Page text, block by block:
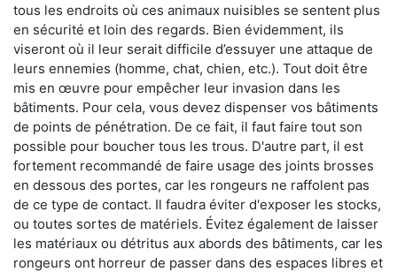
tous les endroits où ces animaux nuisibles se sentent plus
en sécurité et loin des regards. Bien évidemment, ils
viseront où il leur serait difficile d’essuyer une attaque de
leurs ennemies (homme, chat, chien, etc.). Tout doit être
mis en œuvre pour empêcher leur invasion dans les
bâtiments. Pour cela, vous devez dispenser vos bâtiments
de points de pénétration. De ce fait, il faut faire tout son
possible pour boucher tous les trous. D'autre part, il est
fortement recommandé de faire usage des joints brosses
en dessous des portes, car les rongeurs ne raffolent pas
de ce type de contact. Il faudra éviter d'exposer les stocks,
ou toutes sortes de matériels. Évitez également de laisser
les matériaux ou détritus aux abords des bâtiments, car les
rongeurs ont horreur de passer dans des espaces libres et